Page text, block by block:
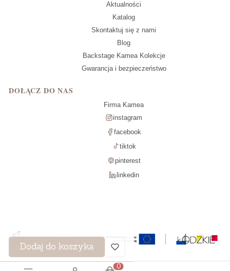
Aktualności
Katalog
Skontaktuj się z nami
Blog
Backstage Kamea Kolekcje
Gwarancja i bezpieczeństwo
DOŁĄCZ DO NAS
Firma Kamea
instagram
facebook
tiktok
pinterest
linkedin
Dodaj do koszyka